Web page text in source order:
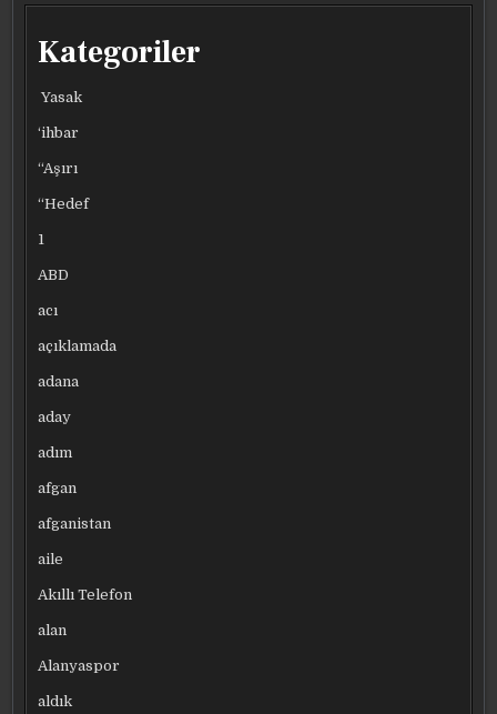
Kategoriler
Yasak
‘ihbar
“Aşırı
“Hedef
1
ABD
acı
açıklamada
adana
aday
adım
afgan
afganistan
aile
Akıllı Telefon
alan
Alanyaspor
aldık